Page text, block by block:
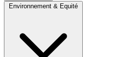
Environnement & Equité